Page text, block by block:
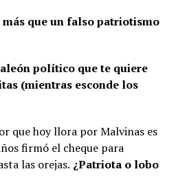
que un falso patriotismo
político que te quiere
(mientras esconde los
que hoy llora por Malvinas es
firmó el cheque para
las orejas. ¿Patriota o lobo